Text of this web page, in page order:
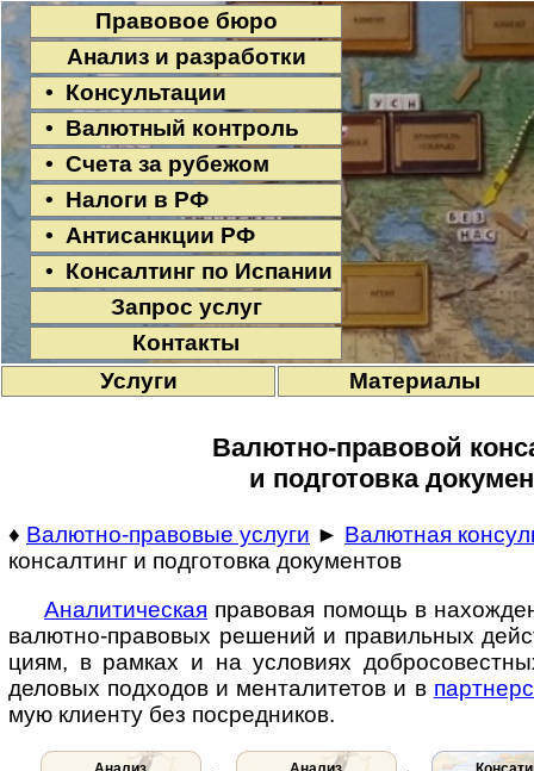
Правовое бюро
Анализ и разработки
• Консультации
• Валютный контроль
• Счета за рубежом
• Налоги в РФ
• Антисанкции РФ
• Консалтинг по Испании
Запрос услуг
Контакты
Услуги
Материалы
Валютно-правовой
и подготовка
♦ Валютно-правовые услуги ► Валютная
консалтинг и подготовка документов
Ана­ли­ти­че­с­кая пра­во­вая по­мощь в
ва­лют­но-­пра­во­вых ре­ше­ний и пра­ви­ль­ных
ци­ям, в рам­ках и на усло­ви­ях
дело­вых под­хо­дов и мен­та­ли­те­тов и в
мую кли­енту без по­сред­ников.